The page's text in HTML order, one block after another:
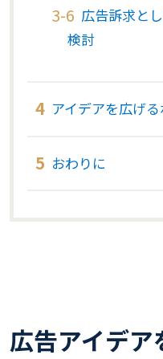
広告訴求と
検討
アイデアを広げ
おわりに
広告アイデ